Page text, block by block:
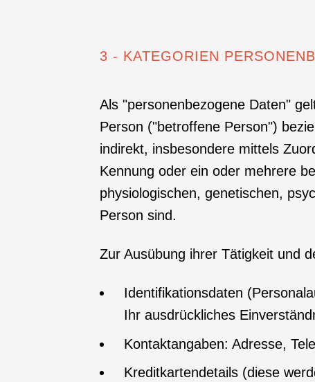
3 - KATEGORIEN
Als "personenbezogene Daten"
Person ("betroffene Person")
indirekt, insbesondere mittels
Kennung oder ein oder mehrere
physiologischen, genetischen,
Person sind.
Zur Ausübung ihrer Tätigkeit und
Identifikationsdaten
Ihr ausdrückliches
Kontaktangaben: Adresse,
Kreditkartendetails (diese